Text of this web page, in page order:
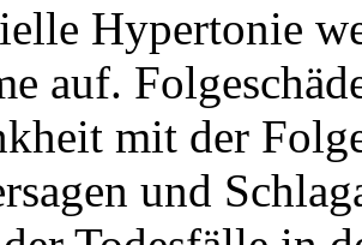
Hypertonie
auf.
mit der
und